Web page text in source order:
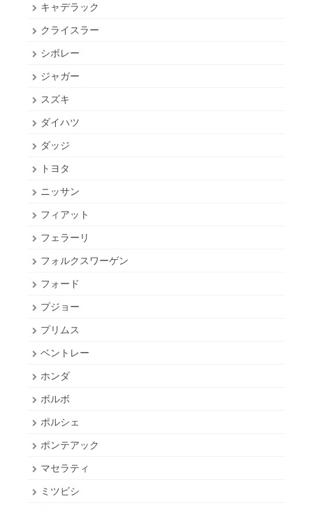
キャデラック
クライスラー
シボレー
ジャガー
スズキ
ダイハツ
ダッジ
トヨタ
ニッサン
フィアット
フェラーリ
フォルクスワーゲン
フォード
プジョー
プリムス
ベントレー
ホンダ
ボルボ
ポルシェ
ポンテアック
マセラティ
ミツビシ